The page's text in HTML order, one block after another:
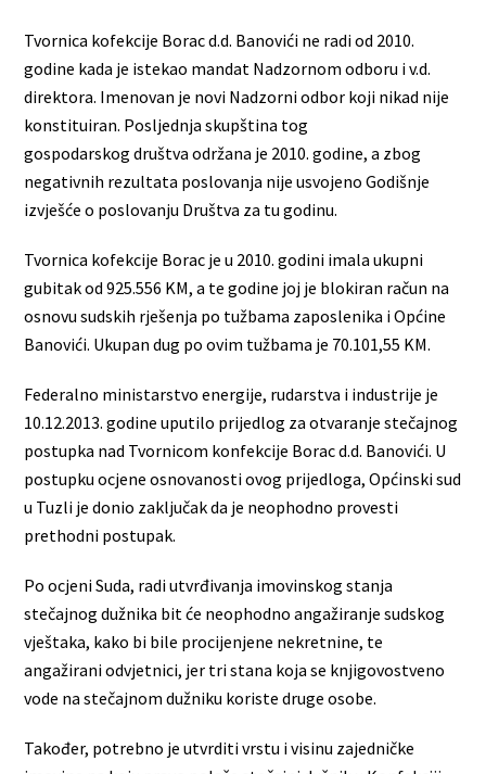
Tvornica kofekcije Borac d.d. Banovići ne radi od 2010.
godine kada je istekao mandat Nadzornom odboru i v.d.
direktora. Imenovan je novi Nadzorni odbor koji nikad nije
konstituiran. Posljednja skupština tog
gospodarskog društva održana je 2010. godine, a zbog
negativnih rezultata poslovanja nije usvojeno Godišnje
izvješće o poslovanju Društva za tu godinu.
Tvornica kofekcije Borac je u 2010. godini imala ukupni
gubitak od 925.556 KM, a te godine joj je blokiran račun na
osnovu sudskih rješenja po tužbama zaposlenika i Općine
Banovići. Ukupan dug po ovim tužbama je 70.101,55 KM.
Federalno ministarstvo energije, rudarstva i industrije je
10.12.2013. godine uputilo prijedlog za otvaranje stečajnog
postupka nad Tvornicom konfekcije Borac d.d. Banovići. U
postupku ocjene osnovanosti ovog prijedloga, Općinski sud
u Tuzli je donio zaključak da je neophodno provesti
prethodni postupak.
Po ocjeni Suda, radi utvrđivanja imovinskog stanja
stečajnog dužnika bit će neophodno angažiranje sudskog
vještaka, kako bi bile procijenjene nekretnine, te
angažirani odvjetnici, jer tri stana koja se knjigovostveno
vode na stečajnom dužniku koriste druge osobe.
Također, potrebno je utvrditi vrstu i visinu zajedničke